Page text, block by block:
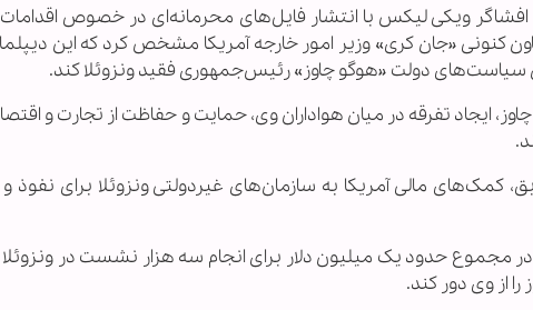
افشاگر ویکی لیکس با انتشار فایل‌های محرمانه‌ای در خصوص اقدامات
کنونی «جان کری» وزیر امور خارجه آمریکا مشخص کرد که این
سیاست‌های دولت «هوگو چاوز» رئیس‌جمهوری فقید ونزوئلا کند.
ایجاد تفرقه در میان هواداران وی، حمایت و حفاظت از تجارت و
کمک‌های مالی آمریکا به سازمان‌های غیردولتی ونزوئلا برای نفوذ
حدود یک میلیون دلار برای انجام سه هزار نشست در ونزوئلا
را از وی دور کند.